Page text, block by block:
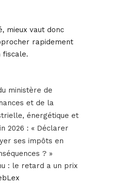
mieux vaut donc
rapidement
fiscale.
ministère de
et de la
énergétique et
2026 : « Déclarer
ses impôts en
? »
: le retard a un prix